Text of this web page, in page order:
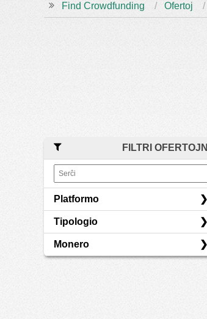
Find Crowdfunding Ofertoj
FILTRI OFERTOJN
Platformo
Eureeca
Tipologio
Egaleco
Monero